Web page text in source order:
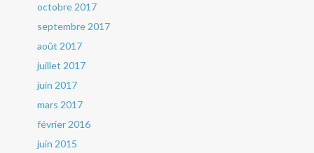
octobre 2017
septembre 2017
août 2017
juillet 2017
juin 2017
mars 2017
février 2016
juin 2015